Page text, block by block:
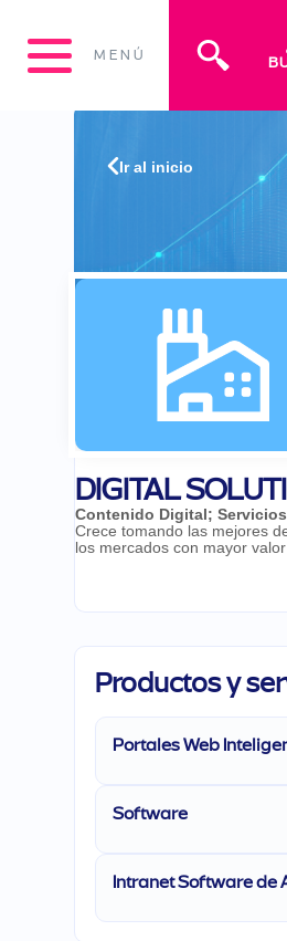
MENÚ
Ir al inicio
DIGITAL
Contenido Digital;
Crece tomando las mejores
los mercados con mayor
Productos y
Portales Web
Software
Intranet Software de